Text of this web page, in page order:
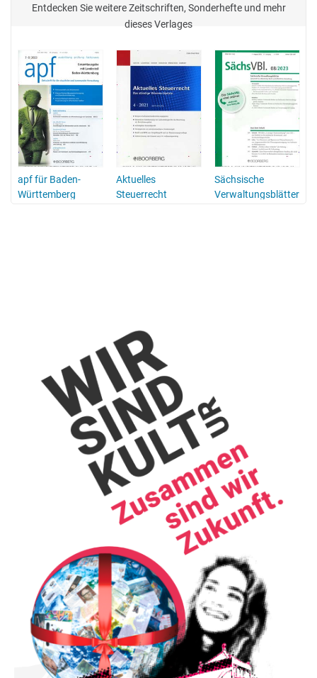
Entdecken Sie weitere Zeitschriften, Sonderhefte und mehr
dieses Verlages
apf für Baden-
Württemberg
Aktuelles
Steuerrecht
Sächsische
Verwaltungsblätter